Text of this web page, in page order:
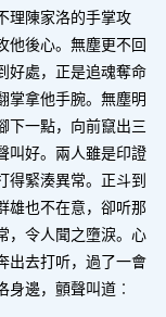
理陳家洛的手掌攻
他後心。無塵更不回
好處，正是追魂奪命
掌拿他手腕。無塵明
下一點，向前竄出三
叫好。兩人雖是印證
得緊湊異常。正斗到
雄也不在意，卻听那
，令人聞之墮淚。心
出去打听，過了一會
邊，顫聲叫道︰